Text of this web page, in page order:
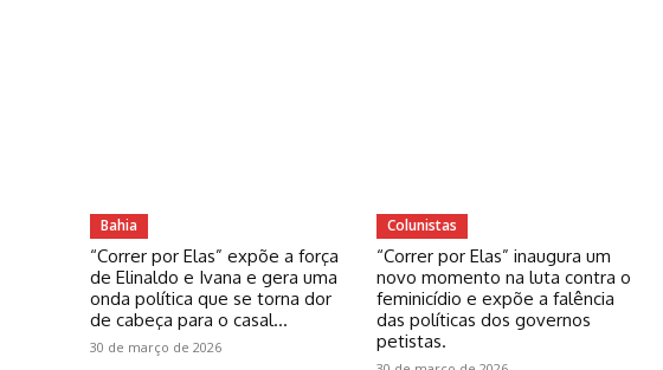
Bahia
“Correr por Elas” expõe a força
de Elinaldo e Ivana e gera uma
onda política que se torna dor
de cabeça para o casal...
30 de março de 2026
Colunistas
“Correr por Elas” inaugura um
novo momento na luta contra o
feminicídio e expõe a falência
das políticas dos governos
petistas.